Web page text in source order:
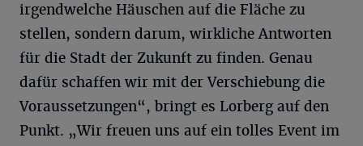
irgendwelche Häuschen auf die Fläche zu
stellen, sondern darum, wirkliche Antworten
für die Stadt der Zukunft zu finden. Genau
dafür schaffen wir mit der Verschiebung die
Voraussetzungen“, bringt es Lorberg auf den
Punkt. „Wir freuen uns auf ein tolles Event im